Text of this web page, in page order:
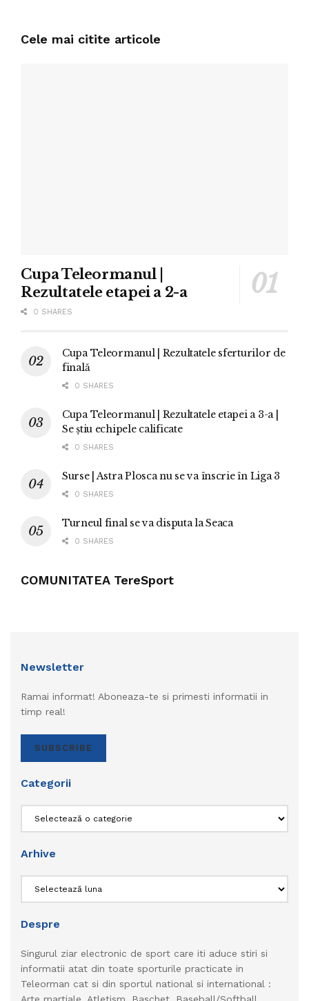
Cele mai citite articole
Cupa Teleormanul |
Rezultatele etapei a 2-a
0 SHARES
Cupa Teleormanul | Rezultatele sferturilor de
finală
0 SHARES
Cupa Teleormanul | Rezultatele etapei a 3-a |
Se știu echipele calificate
0 SHARES
Surse | Astra Plosca nu se va înscrie în Liga 3
0 SHARES
Turneul final se va disputa la Seaca
0 SHARES
COMUNITATEA TereSport
Newsletter
Ramai informat! Aboneaza-te si primesti informatii in
timp real!
SUBSCRIBE
Categorii
Arhive
Despre
Singurul ziar electronic de sport care iti aduce stiri si
informatii atat din toate sporturile practicate in
Teleorman cat si din sportul national si international :